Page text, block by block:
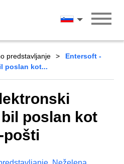
Slovenščina
predstavljanje
Entersoft -
poslan kot...
poslan kot
pošti